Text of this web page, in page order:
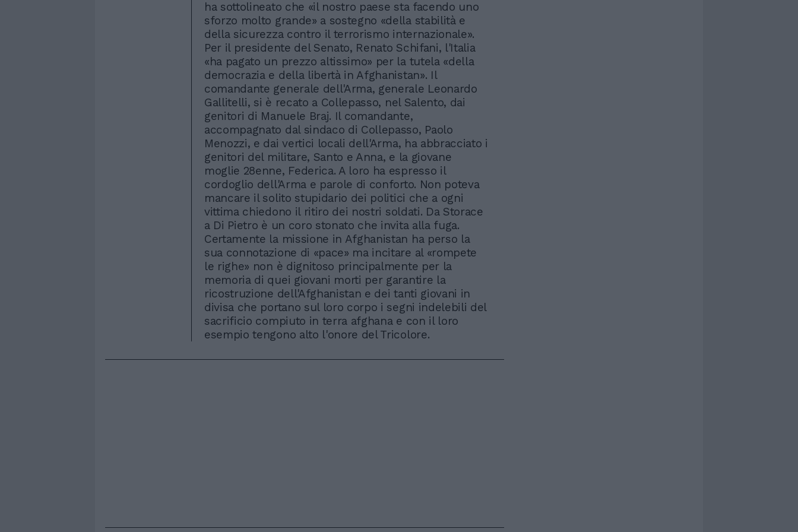
ha sottolineato che «il nostro paese sta facendo uno
sforzo molto grande» a sostegno «della stabilità e
della sicurezza contro il terrorismo internazionale».
Per il presidente del Senato, Renato Schifani, l'Italia
«ha pagato un prezzo altissimo» per la tutela «della
democrazia e della libertà in Afghanistan». Il
comandante generale dell'Arma, generale Leonardo
Gallitelli, si è recato a Collepasso, nel Salento, dai
genitori di Manuele Braj. Il comandante,
accompagnato dal sindaco di Collepasso, Paolo
Menozzi, e dai vertici locali dell'Arma, ha abbracciato i
genitori del militare, Santo e Anna, e la giovane
moglie 28enne, Federica. A loro ha espresso il
cordoglio dell'Arma e parole di conforto. Non poteva
mancare il solito stupidario dei politici che a ogni
vittima chiedono il ritiro dei nostri soldati. Da Storace
a Di Pietro è un coro stonato che invita alla fuga.
Certamente la missione in Afghanistan ha perso la
sua connotazione di «pace» ma incitare al «rompete
le righe» non è dignitoso principalmente per la
memoria di quei giovani morti per garantire la
ricostruzione dell'Afghanistan e dei tanti giovani in
divisa che portano sul loro corpo i segni indelebili del
sacrificio compiuto in terra afghana e con il loro
esempio tengono alto l'onore del Tricolore.